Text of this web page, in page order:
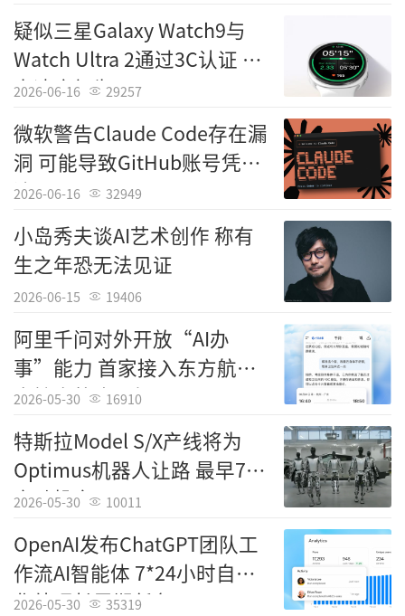
现阶段，警员往往要耗费数小时人工回看录
像，从中搜寻嫌疑人。
默里表示：“只要指令设置得当，人工智
能完全可以做到按要求检索，比如‘找出戴红
帽子的男子’。在证据尚存关键价值的黄金数
小时乃至一两天内，我们就能锁定目标、上门
抓捕，当场查获带有血迹的鞋证。”
他还提到，人工智能有能力处理海量电子
证据，儿童性侵案件侦查便是典型场景。目前
警方人工智能中心正在研发一款工具，可对查
扣设备中的图片进行识别与分类，减少警员直
接浏览不良影像的次数。
默里说：“警员只需抽样核验即可，不必
逐一查看全部画面。这类内容会对人的身心造
成极大伤害。我认为，只要配套完善监管规
则、使用规范与人员培训，自动化技术带来的
益处远大于弊端。”
责任编辑：中国科技
疑似三星Galaxy Watch9与
Watch Ultra 2通过3C认证 充
电速度仍为10W
2026-06-16 29257
微软警告Claude Code存在漏
洞 可能导致GitHub账号凭证
泄露
2026-06-16 32949
小岛秀夫谈AI艺术创作 称有
生之年恐无法见证
2026-06-15 19406
阿里千问对外开放“AI办
事”能力 首家接入东方航空
支持查航班买机票
2026-05-30 16910
特斯拉Model S/X产线将为
Optimus机器人让路 最早7月
启动投产
2026-05-30 10011
OpenAI发布ChatGPT团队工
作流AI智能体 7*24小时自动
化处理长周期任务
2026-05-30 35319